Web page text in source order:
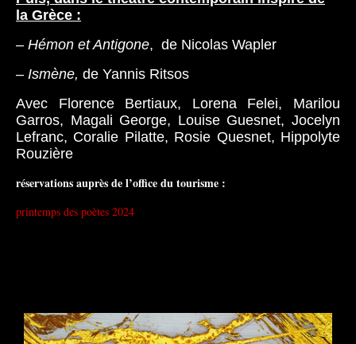
la Grèce :
– Hémon et Antigone, de Nicolas Wapler
– Ismène, de Yannis Ritsos
Avec Florence Bertiaux, Lorena Felei, Marilou
Garros, Magali George, Louise Guesnet, Jocelyn
Lefranc, Coralie Pilatte, Rosie Quesnet, Hippolyte
Rouzière
réservations auprès de l’office du tourisme :
printemps des poètes 2024